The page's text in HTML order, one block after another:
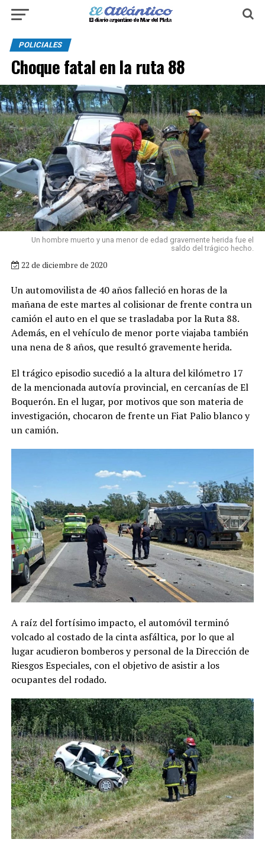
POLICIALES
Choque fatal en la ruta 88
Un hombre muerto y una menor de edad gravemente herida fue el
saldo del trágico hecho.
22 de diciembre de 2020
Un automovilista de 40 años falleció en horas de la
mañana de este martes al colisionar de frente contra un
camión el auto en el que se trasladaba por la Ruta 88.
Además, en el vehículo de menor porte viajaba también
una nena de 8 años, que resultó gravemente herida.
El trágico episodio sucedió a la altura del kilómetro 17
de la mencionada autovía provincial, en cercanías de El
Boquerón. En el lugar, por motivos que son materia de
investigación, chocaron de frente un Fiat Palio blanco y
un camión.
A raíz del fortísimo impacto, el automóvil terminó
volcado al costado de la cinta asfáltica, por lo que al
lugar acudieron bomberos y personal de la Dirección de
Riesgos Especiales, con el objetivo de asistir a los
ocupantes del rodado.